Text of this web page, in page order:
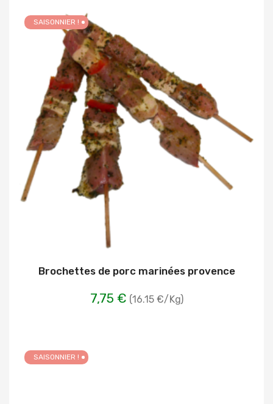
SAISONNIER !
Brochettes de porc marinées provence
7,75 € (16.15 €/Kg)
SAISONNIER !